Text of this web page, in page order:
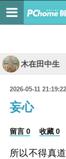
木在田中生
2026-05-11 21:19:22
妄心
留言 0 收藏 0
所以不得真